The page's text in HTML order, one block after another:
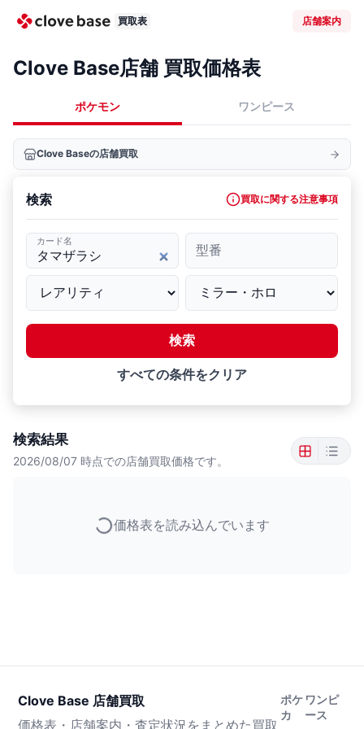
買取表 店舗案内
Clove Base店舗 買取価格表
ポケモン ワンピース
Clove Baseの店舗買取
検索 買取に関する注意事項
カード名
型番
検索
すべての条件をクリア
検索結果
2026/08/07 時点での店舗買取価格です。
価格表を読み込んでいます
Clove Base 店舗買取
価格表・店舗案内・査定状況をまとめた買取
ポケ
カ
ワンピ
ース